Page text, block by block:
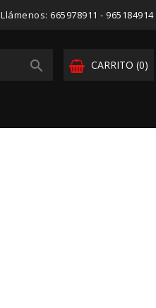
Llámenos: 665978911 - 965184914
CARRITO (0)
